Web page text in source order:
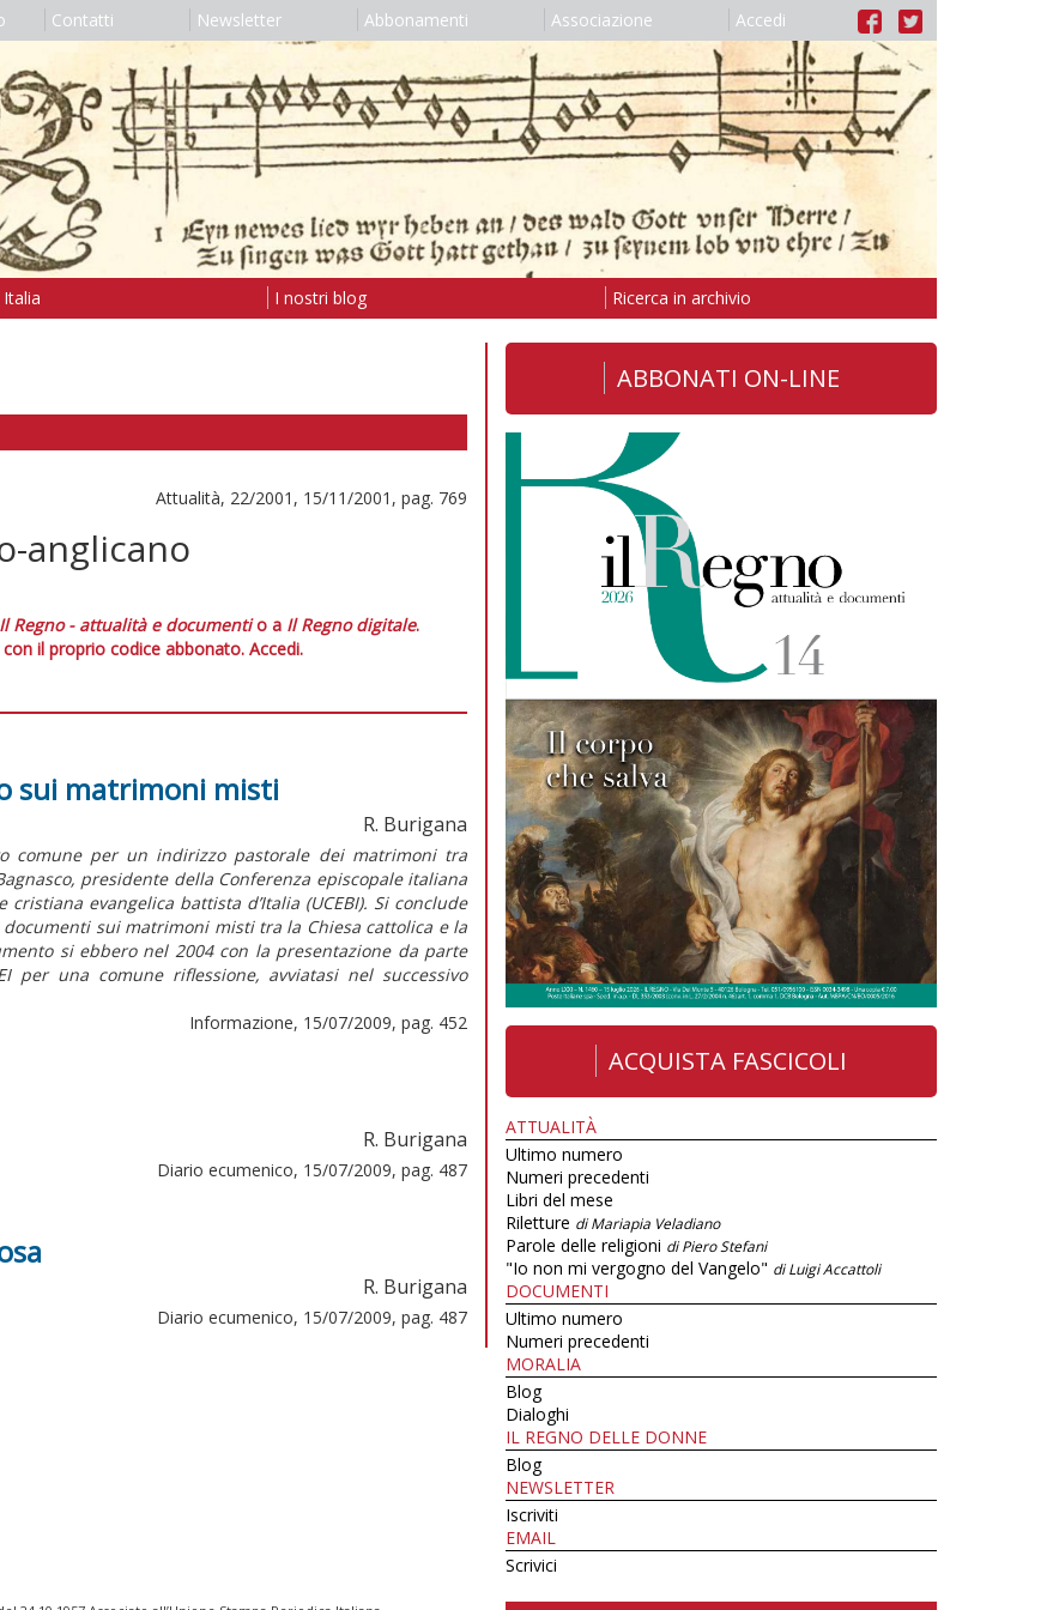
Contatti Newsletter Abbonamenti Associazione Accedi
I nostri blog Ricerca in archivio
Attualità, 22/2001, 15/11/2001, pag. 769
anglicano
Il Regno - attualità e documentio a Il Regno digitale.
il proprio codice abbonato. Accedi.
sui matrimoni misti
R. Burigana
comune per un indirizzo pastorale dei matrimoni tra
presidente della Conferenza episcopale italiana
evangelica battista d’Italia (UCEBI). Si conclude
sui matrimoni misti tra la Chiesa cattolica e la
si ebbero nel 2004 con la presentazione da parte
per una comune riflessione, avviatasi nel successivo
Informazione, 15/07/2009, pag. 452
R. Burigana
Diario ecumenico, 15/07/2009, pag. 487
R. Burigana
Diario ecumenico, 15/07/2009, pag. 487
ABBONATI ON-LINE
ACQUISTA FASCICOLI
ATTUALITÀ
Ultimo numero
Numeri precedenti
Libri del mese
Riletture di Mariapia Veladiano
Parole delle religioni di Piero Stefani
"Io non mi vergogno del Vangelo" di Luigi Accattoli
DOCUMENTI
Ultimo numero
Numeri precedenti
MORALIA
Blog
Dialoghi
IL REGNO DELLE DONNE
Blog
NEWSLETTER
Iscriviti
EMAIL
Scrivici